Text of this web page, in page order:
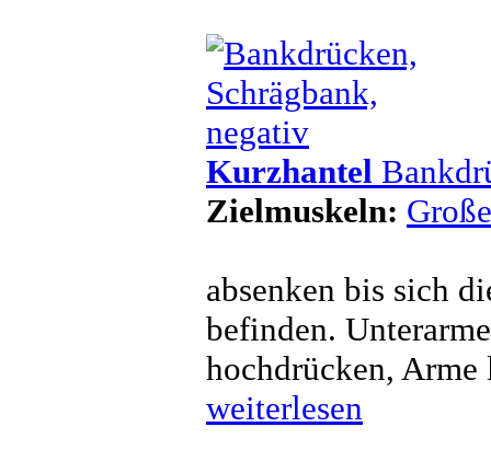
Kurzhantel
Zielmuskeln:
absenken bis sich
befinden.
hochdrücken, Arme
weiterlesen